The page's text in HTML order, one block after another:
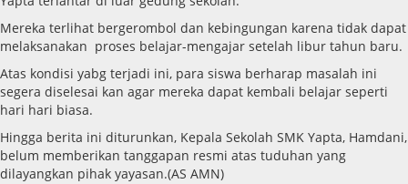
Mereka terlihat bergerombol dan kebingungan karena tidak dapat
melaksanakan proses belajar-mengajar setelah libur tahun baru.
Atas kondisi yabg terjadi ini, para siswa berharap masalah ini
segera diselesai kan agar mereka dapat kembali belajar seperti
hari hari biasa.
Hingga berita ini diturunkan, Kepala Sekolah SMK Yapta, Hamdani,
belum memberikan tanggapan resmi atas tuduhan yang
dilayangkan pihak yayasan.(AS AMN)